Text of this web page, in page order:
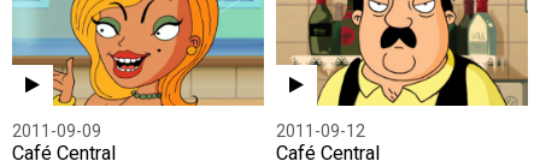
2011-09-09
Café Central
2011-09-12
Café Central